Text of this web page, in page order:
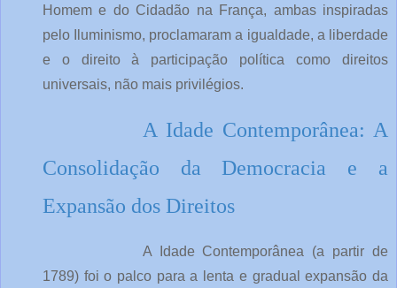
Homem e do Cidadão na França, ambas inspiradas
pelo Iluminismo, proclamaram a igualdade, a liberdade
e o direito à participação política como direitos
universais, não mais privilégios.
A Idade Contemporânea: A
Consolidação da Democracia e a
Expansão dos Direitos
A Idade Contemporânea (a partir de
1789) foi o palco para a lenta e gradual expansão da